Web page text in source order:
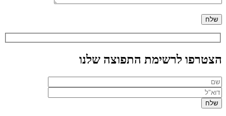
הצטרפו לרשימת התפוצה שלנו